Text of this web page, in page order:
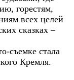
горестям,
всех целей
сказках –
съемке стала
Кремля.